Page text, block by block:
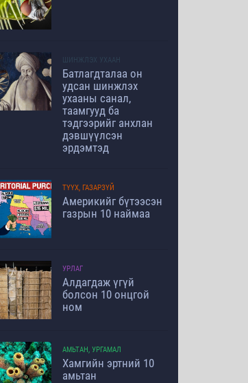
ШИНЖЛЭХ УХААН
Батлагдталаа он
удсан шинжлэх
ухааны санал,
таамгууд ба
тэдгээрийг анхлан
дэвшүүлсэн
эрдэмтэд
ТҮҮХ, ГАЗАРЗҮЙ
Америкийг бүтээсэн
газрын 10 наймаа
УРЛАГ
Алдагдаж үгүй
болсон 10 онцгой
ном
АМЬТАН, УРГАМАЛ
Хамгийн эртний 10
амьтан